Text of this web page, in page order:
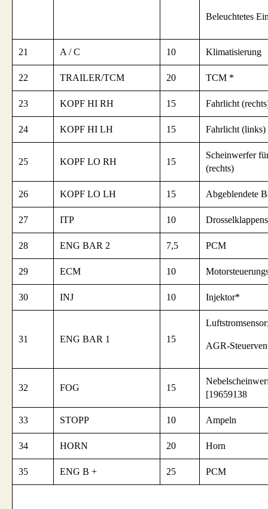
Beleuchtetes
21 A / C 10 Klimatisierung
22 TRAILER/TCM 20 TCM *
23 KOPF HI RH 15 Fahrlicht
24 KOPF HI LH 15 Fahrlicht (links)
25 KOPF LO RH 15
Scheinwerfer
(rechts)
26 KOPF LO LH 15 Abgeblendete
27 ITP 10
28 ENG BAR 2 7,5 PCM
29 ECM 10
30 INJ 10 Injektor*
31 ENG BAR 1 15
AGR-
32 FOG 15
[19659138
33 STOPP 10 Ampeln
34 HORN 20 Horn
35 ENG B + 25 PCM